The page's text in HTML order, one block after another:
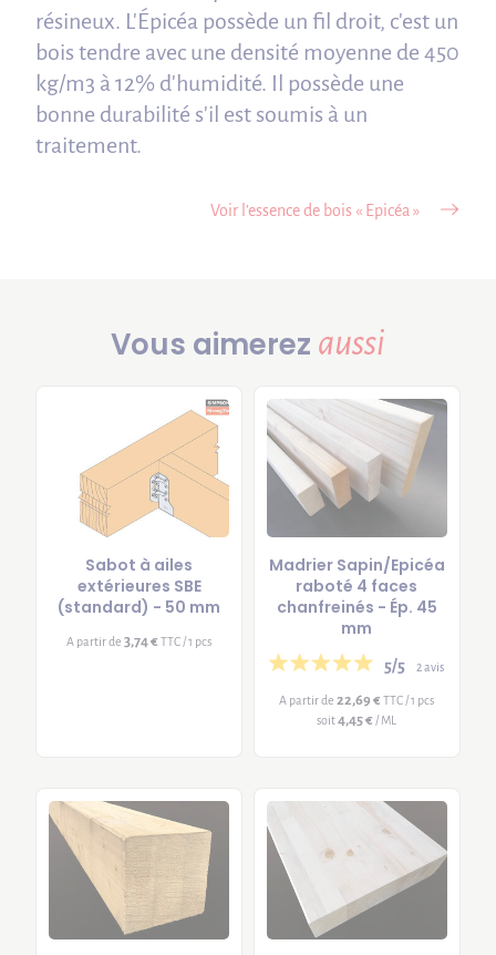
résineux. L'Épicéa possède un fil droit, c'est un
bois tendre avec une densité moyenne de 450
kg/m3 à 12% d'humidité. Il possède une
bonne durabilité s'il est soumis à un
traitement.
Voir l’essence de bois « Epicéa »
Vous aimerez aussi
Sabot à ailes
extérieures SBE
(standard) - 50 mm
A partir de3,74 € TTC / 1 pcs
Madrier Sapin/Epicéa
raboté 4 faces
chanfreinés - Ép. 45
mm
5/5 2 avis
A partir de22,69 € TTC / 1 pcs
soit4,45 € / ML